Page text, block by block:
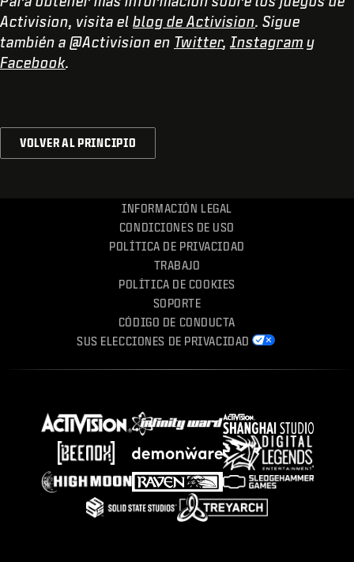
Activision, visita el blog de Activision. Sigue
también a @Activision en Twitter, Instagram y
Facebook.
VOLVER AL PRINCIPIO
INFORMACIÓN LEGAL
CONDICIONES DE USO
POLÍTICA DE PRIVACIDAD
TRABAJO
POLÍTICA DE COOKIES
SOPORTE
CÓDIGO DE CONDUCTA
SUS ELECCIONES DE PRIVACIDAD